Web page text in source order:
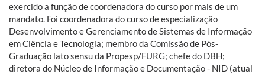
exercido a função de coordenadora do curso por mais de um
mandato. Foi coordenadora do curso de especialização
Desenvolvimento e Gerenciamento de Sistemas de Informação
em Ciência e Tecnologia; membro da Comissão de Pós-
Graduação lato sensu da Propesp/FURG; chefe do DBH;
diretora do Núcleo de Informação e Documentação - NID (atual